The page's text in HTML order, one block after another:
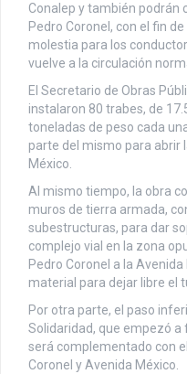
Conalep y también podrán
Pedro Coronel, con el fin
molestia para los
vuelve a la circulación
El Secretario de Obras
instalaron 80 trabes, de
toneladas de peso cada
parte del mismo para abrir
México.
Al mismo tiempo, la obra
muros de tierra armada,
subestructuras, para dar
complejo vial en la zona
Pedro Coronel a la
material para dejar libre el
Por otra parte, el paso
Solidaridad, que empezó
será complementado con
Coronel y Avenida México.